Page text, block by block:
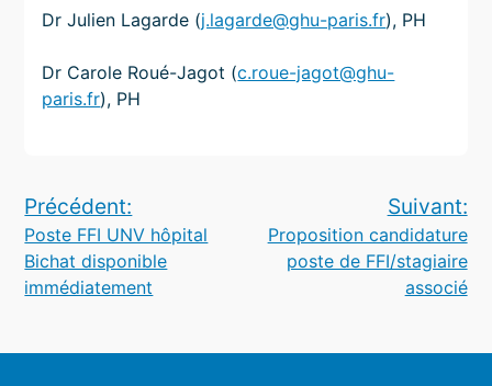
Dr Julien Lagarde (j.lagarde@ghu-paris.fr), PH
Dr Carole Roué-Jagot (c.roue-jagot@ghu-
paris.fr), PH
Navigation
de
l’article
Précédent:
Poste FFI UNV hôpital
Bichat disponible
immédiatement
Suivant:
Proposition candidature
poste de FFI/stagiaire
associé